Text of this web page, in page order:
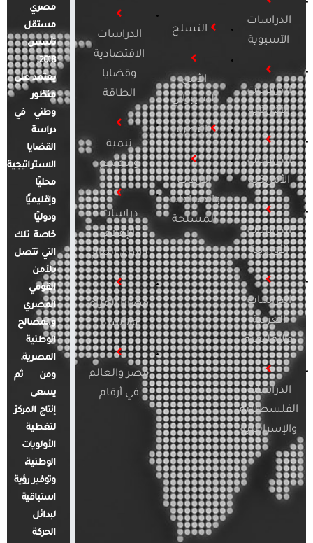
الدراسات
الآسيوية
الدراسات
الأفريقية
الدراسات
الأمريكية
الدراسات
الأوروبية
الدراسات
العربية
والإقليمية
الدراسات
الفلسطينية
والإسرائيلية
التسلح
الأمن
السيبراني
التطرف
الإرهاب
والصراعات
المسلحة
الدراسات
الاقتصادية
وقضايا
الطاقة
تنمية
ومجتمع
دراسات
الإعلام
والرأي العام
قضايا المرأة
والأسرة
مصر والعالم
في أرقام
مصري
مستقل
تأسس
2018.
يعتمد على
منظور
وطني في
دراسة
القضايا
الاستراتيجية
محليًا
وإقليميًا
ودوليًا
خاصة تلك
التي تتصل
بالأمن
القومي
المصري
والمصالح
الوطنية
المصرية.
ومن ثم
يسعى
إنتاج المركز
لتغطية
الأولويات
الوطنية،
وتوفير رؤية
استباقية
لبدائل
الحركة